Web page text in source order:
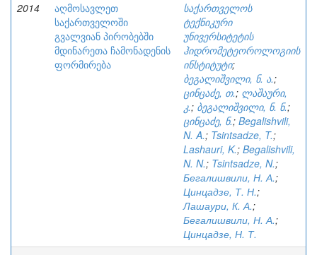
2014
აღმოსავლეთ
საქართველოში
გვალვიან პირობებში
მდინარეთა ჩამონადენის
ფორმირება
საქართველოს
ტექნიკური
უნივერსიტეტის
ჰიდრომეტეოროლოგიის
ინსტიტუტი;
ბეგალიშვილი, ნ. ა.;
ცინცაძე, თ.; ლაშაური,
კ.; ბეგალიშვილი, ნ. ნ.;
ცინცაძე, ნ.; Begalishvili,
N. A.; Tsintsadze, T.;
Lashauri, K.; Begalishvili,
N. N.; Tsintsadze, N.;
Бегалишвили, Н. А.;
Цинцадзе, Т. Н.;
Лашаури, К. А.;
Бегалишвили, Н. А.;
Цинцадзе, Н. Т.